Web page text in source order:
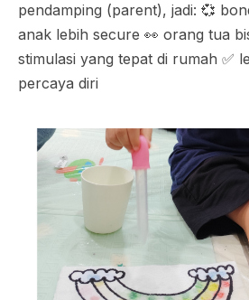
pendamping (parent), jadi: 💞
anak lebih secure 👀 orang tua
stimulasi yang tepat di rumah ✅️
percaya diri